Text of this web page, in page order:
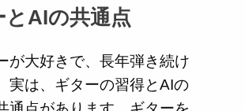
とAIの共通点
が大好きで、長年弾き続け
実は、ギターの習得とAIの